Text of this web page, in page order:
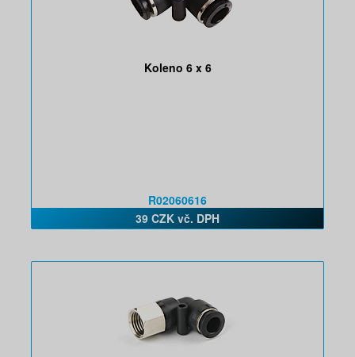
Koleno 6 x 6
R02060616
39 CZK vč. DPH